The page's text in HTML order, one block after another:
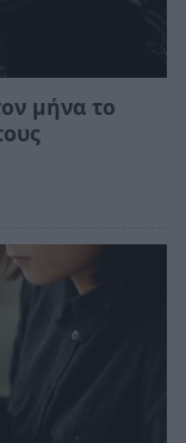
μήνα το